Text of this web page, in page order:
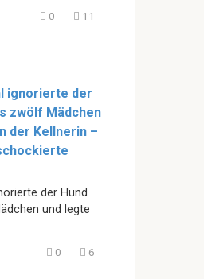
0 11
ignorierte der
zwölf Mädchen
der Kellnerin –
der Hund
und legte
0 6